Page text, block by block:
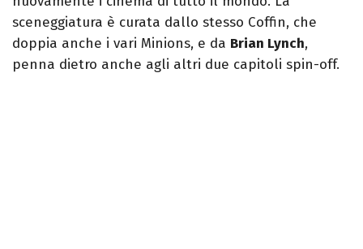
sceneggiatura è curata dallo stesso Coffin, che
doppia anche i vari Minions, e da Brian Lynch,
penna dietro anche agli altri due capitoli spin-off.